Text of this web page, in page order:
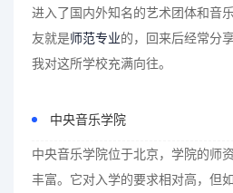
进入了国内外知名的艺术团体和音
友就是师范专业的，回来后经常分
我对这所学校充满向往。
中央音乐学院
中央音乐学院位于北京，学院的师
丰富。它对入学的要求相对高，但